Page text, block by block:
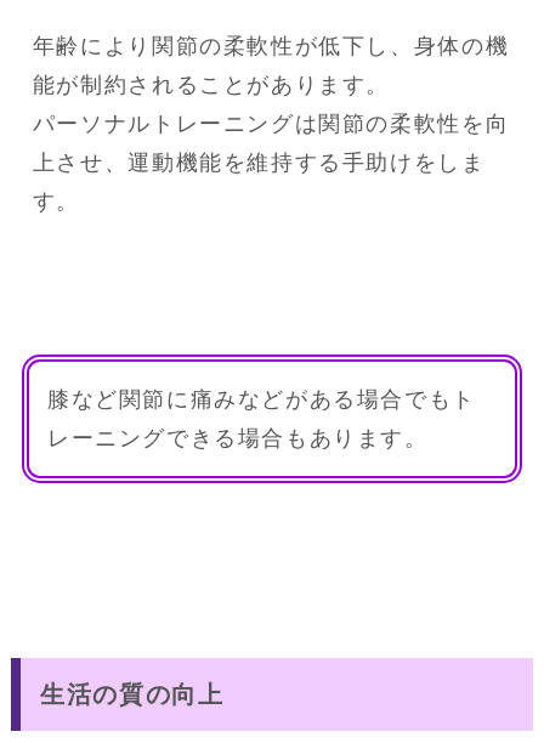
年齢により関節の柔軟性が低下し、身体の機
能が制約されることがあります。
パーソナルトレーニングは関節の柔軟性を向
上させ、運動機能を維持する手助けをしま
す。
膝など関節に痛みなどがある場合でもト
レーニングできる場合もあります。
生活の質の向上